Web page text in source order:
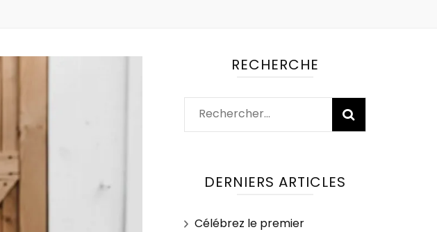
RECHERCHE
Rechercher :
DERNIERS ARTICLES
Célébrez le premier